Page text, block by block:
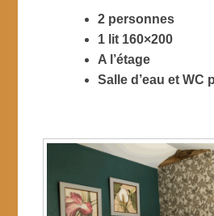
2 personnes
1 lit 160×200
A l’étage
Salle d’eau et WC